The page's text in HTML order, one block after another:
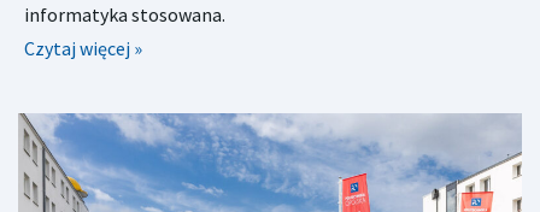
informatyka stosowana.
Czytaj więcej »